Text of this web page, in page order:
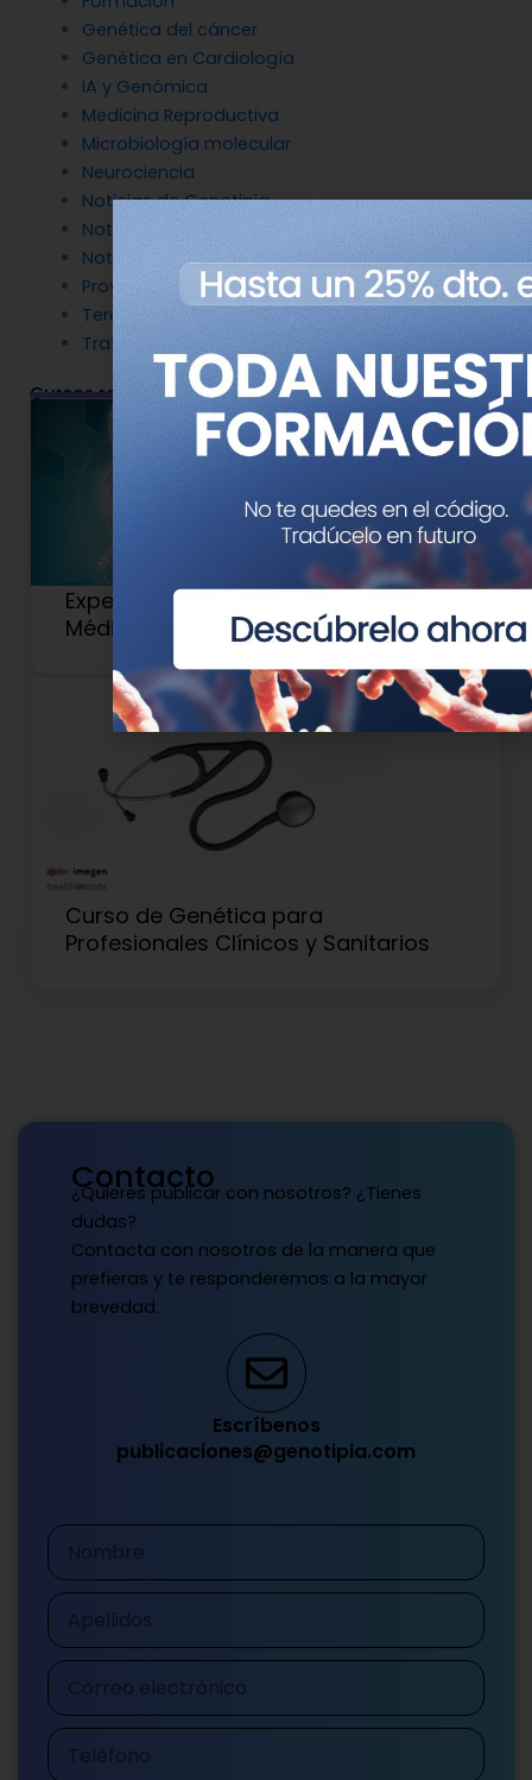
Genética del cáncer
Genética en Cardiología
IA y Genómica
Medicina Reproductiva
Microbiología molecular
Neurociencia
Noticias de Genotipia
Noticias de investigación
Noticias patrocinadas
Proyectos
Terapia Génica
Tratamientos
Cursos relacionados
Experto Universitario en Genética
Médica y Genómica (Antiguo 2)
Curso de Genética para
Profesionales Clínicos y Sanitarios
Contacto
¿Quieres publicar con nosotros? ¿Tienes
dudas?
Contacta con nosotros de la manera que
prefieras y te responderemos a la mayor
brevedad.
Escríbenos
publicaciones@genotipia.com
Nombre
Apellidos
Correo
electrónico
Teléfono